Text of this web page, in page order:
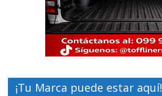
¡Tu Marca puede estar aquí!